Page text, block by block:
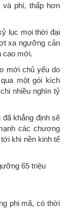
và phí, thấp hơn
lục mọi thời đại
xa ngưỡng cản
cao mới.
mới chủ yếu do
một gói kích
nhiều nghìn tỷ
khẳng định sẽ
các chương
khi nền kinh tế
phi mã, có thời